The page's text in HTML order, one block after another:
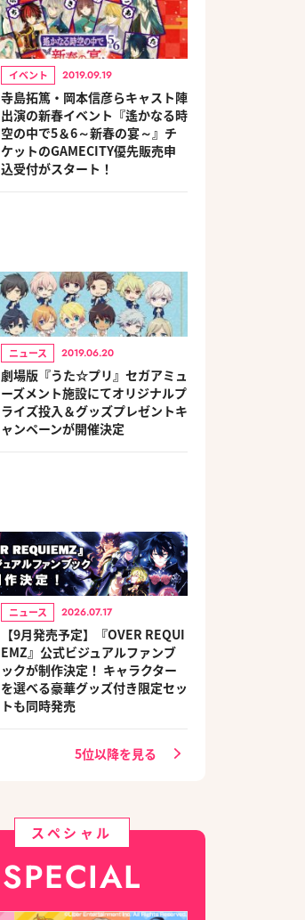
イベント 2019.09.19
寺島拓篤・岡本信彦らキャスト陣
出演の新春イベント『遙かなる時
空の中で5＆6～新春の宴～』チ
ケットのGAMECITY優先販売申
込受付がスタート！
ニュース 2019.06.20
劇場版『うた☆プリ』セガアミュ
ーズメント施設にてオリジナルプ
ライズ投入＆グッズプレゼントキ
ャンペーンが開催決定
ニュース 2026.07.17
【9月発売予定】『OVER REQUI
EMZ』公式ビジュアルファンブ
ックが制作決定！ キャラクター
を選べる豪華グッズ付き限定セッ
トも同時発売
5位以降を見る
スペシャル
SPECIAL